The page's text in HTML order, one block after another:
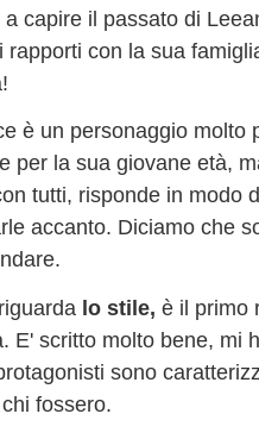
capire il passato di
rapporti con la sua
è un personaggio molto
per la sua giovane età,
tutti, risponde in modo
accanto. Diciamo che
lo stile, è il primo
E' scritto molto bene, mi
sono
fossero.